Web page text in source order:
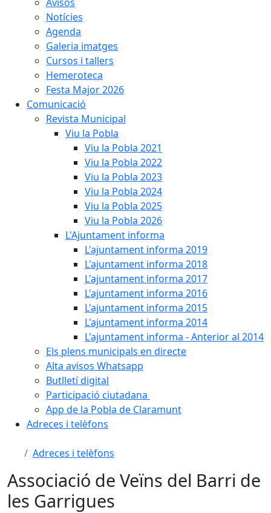
Notícies
Agenda
Galeria imatges
Cursos i tallers
Hemeroteca
Festa Major 2026
Comunicació
Revista Municipal
Viu la Pobla
Viu la Pobla 2021
Viu la Pobla 2022
Viu la Pobla 2023
Viu la Pobla 2024
Viu la Pobla 2025
Viu la Pobla 2026
L'Ajuntament informa
L'ajuntament informa 2019
L'ajuntament informa 2018
L'ajuntament informa 2017
L'ajuntament informa 2016
L'ajuntament informa 2015
L'ajuntament informa 2014
L'ajuntament informa - Anterior al 2014
Els plens municipals en directe
Alta avisos Whatsapp
Butlletí digital
Participació ciutadana
App de la Pobla de Claramunt
Adreces i telèfons
Adreces i telèfons
Associació de Veïns del Barri de
les Garrigues